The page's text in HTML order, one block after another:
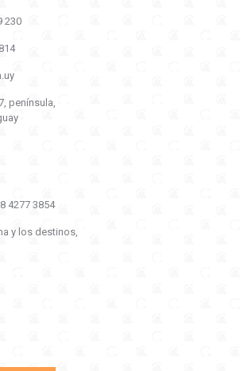
230
península,
4277 3854
y los destinos,